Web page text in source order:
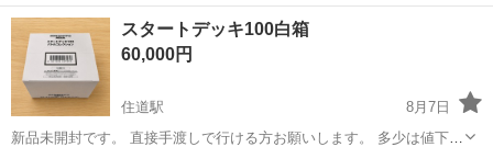
お願い致します。
大阪 堺市 初芝駅 カードゲーム
スタートデッキ100白箱
60,000円
住道駅
8月7日
新品未開封です。 直接手渡しで行ける方お願いします。 多少は値下げ